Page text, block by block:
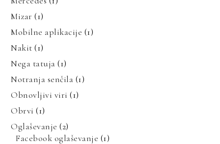
Mizar (1)
Mobilne aplikacije (1)
Nakit (1)
Nega tatuja (1)
Notranja senčila (1)
Obnovljivi viri (1)
Obrvi (1)
Oglaševanje (2)
Facebook oglaševanje (1)